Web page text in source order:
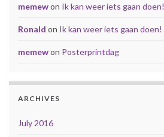
memewon Ik kan weer iets gaan doen!
Ronald on Ik kan weer iets gaan doen!
memewon Posterprintdag
ARCHIVES
July 2016